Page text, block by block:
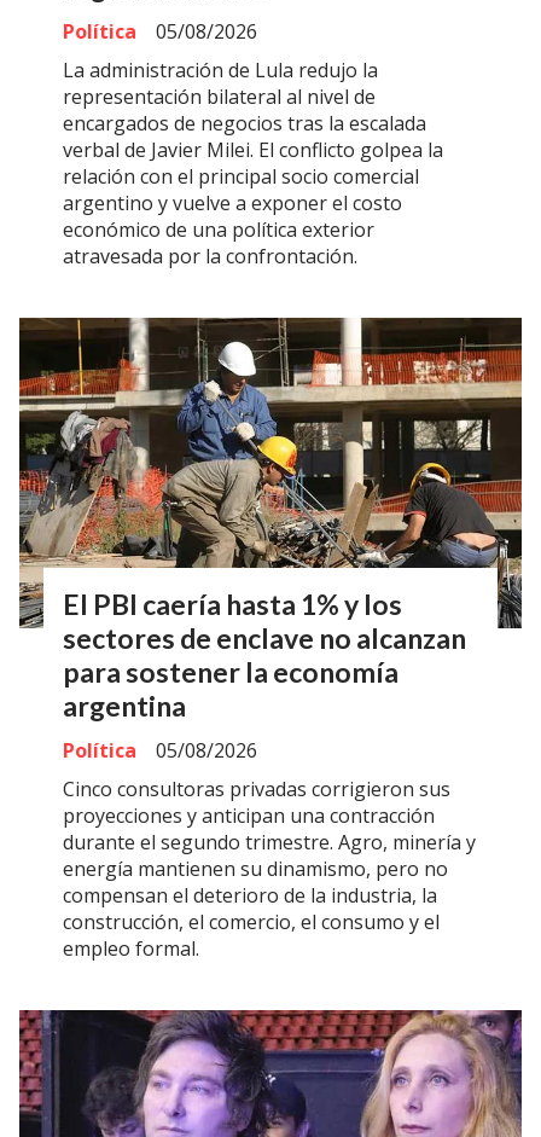
Política
05/08/2026
La administración de Lula redujo la
representación bilateral al nivel de
encargados de negocios tras la escalada
verbal de Javier Milei. El conflicto golpea la
relación con el principal socio comercial
argentino y vuelve a exponer el costo
económico de una política exterior
atravesada por la confrontación.
El PBI caería hasta 1% y los
sectores de enclave no alcanzan
para sostener la economía
argentina
Política
05/08/2026
Cinco consultoras privadas corrigieron sus
proyecciones y anticipan una contracción
durante el segundo trimestre. Agro, minería y
energía mantienen su dinamismo, pero no
compensan el deterioro de la industria, la
construcción, el comercio, el consumo y el
empleo formal.